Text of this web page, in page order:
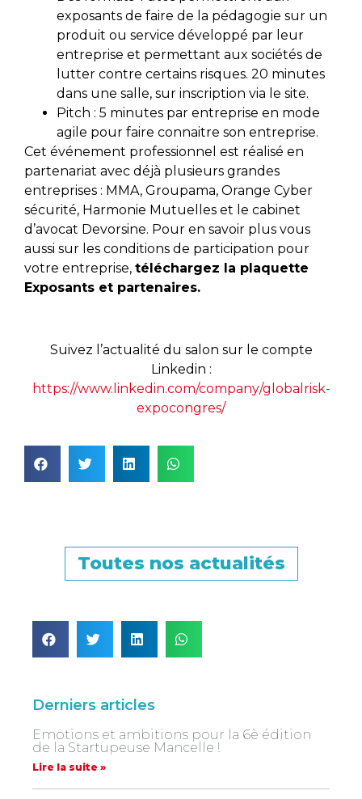
exposants de faire de la pédagogie sur un
produit ou service développé par leur
entreprise et permettant aux sociétés de
lutter contre certains risques. 20 minutes
dans une salle, sur inscription via le site.
Pitch : 5 minutes par entreprise en mode
agile pour faire connaitre son entreprise.
Cet événement professionnel est réalisé en
partenariat avec déjà plusieurs grandes
entreprises : MMA, Groupama, Orange Cyber
sécurité, Harmonie Mutuelles et le cabinet
d’avocat Devorsine. Pour en savoir plus vous
aussi sur les conditions de participation pour
votre entreprise, téléchargez la plaquette
Exposants et partenaires.
Suivez l’actualité du salon sur le compte
Linkedin :
https://www.linkedin.com/company/globalrisk-
expocongres/
Toutes nos actualités
Derniers articles
Emotions et ambitions pour la 6è édition
de la Startupeuse Mancelle !
Lire la suite »